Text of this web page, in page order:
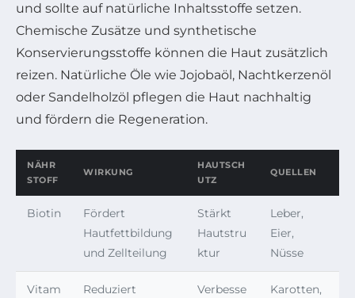
und sollte auf natürliche Inhaltsstoffe setzen.
Chemische Zusätze und synthetische
Konservierungsstoffe können die Haut zusätzlich
reizen. Natürliche Öle wie Jojobaöl, Nachtkerzenöl
oder Sandelholzöl pflegen die Haut nachhaltig
und fördern die Regeneration.
NÄHR
STOFF
WIRKUNG
HAUTSCH
UTZ
QUELLEN
Biotin
Fördert
Hautfettbildung
und Zellteilung
Stärkt
Hautstru
ktur
Leber,
Eier,
Nüsse
Vitam
Reduziert
Verbesse
Karotten,